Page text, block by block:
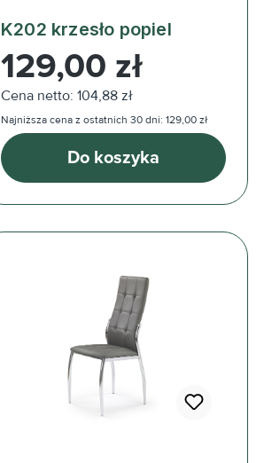
K202 krzesło popiel
Cena regularna:
129,00 zł
Cena netto: 104,88 zł
Najniższa cena z ostatnich 30 dni: 129,00 zł
Do koszyka